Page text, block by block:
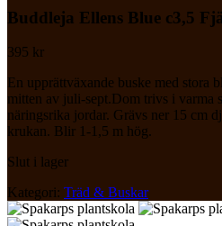
Buddleja Ellens Blue c3,5
395 kr
En upprättväxande buske med stora
mitten av juli-sept.Dom trivs i varma
näringsrika jordar. Grävs ner 15 cm
krukan. Blir 1-1,5 m hög.
Slut i lager
Kategori: Träd & Buskar